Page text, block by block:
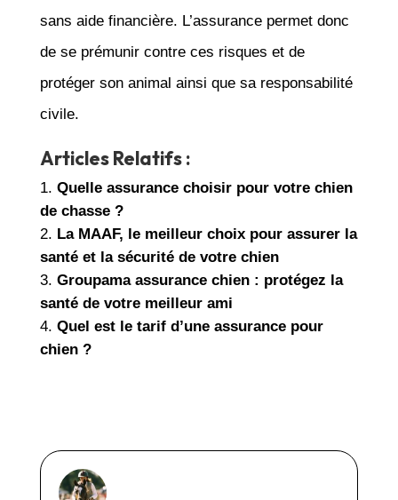
sans aide financière. L’assurance permet donc
de se prémunir contre ces risques et de
protéger son animal ainsi que sa responsabilité
civile.
Articles Relatifs :
Quelle assurance choisir pour votre chien
de chasse ?
La MAAF, le meilleur choix pour assurer la
santé et la sécurité de votre chien
Groupama assurance chien : protégez la
santé de votre meilleur ami
Quel est le tarif d’une assurance pour
chien ?